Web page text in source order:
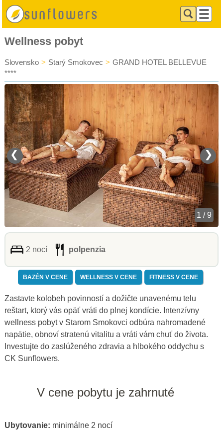
Wellness pobyt
Slovensko > Starý Smokovec > GRAND HOTEL BELLEVUE
****
❮ ❯
1 / 9
2 nocí polpenzia
BAZÉN V CENE WELLNESS V CENE FITNESS V CENE
Zastavte kolobeh povinností a dožičte unavenému telu
reštart, ktorý vás opäť vráti do plnej kondície. Intenzívny
wellness pobyt v Starom Smokovci odbúra nahromadené
napätie, obnoví stratenú vitalitu a vráti vám chuť do života.
Investujte do zaslúženého zdravia a hlbokého oddychu s
CK Sunflowers.
V cene pobytu je zahrnuté
Ubytovanie: minimálne 2 nocí